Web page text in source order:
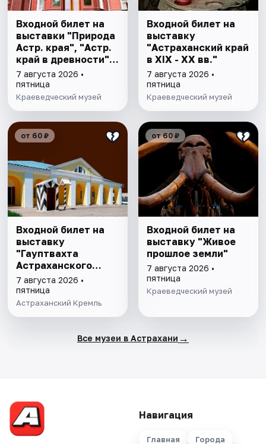
Входной билет на
выставки "Природа
Астр. края", "Астр.
край в древности",
"Заселение Астр.
края"
7 августа 2026 •
пятница
Краеведческий музей
Входной билет на
выставку
"Астраханский край
в XIX - XX вв."
7 августа 2026 •
пятница
Краеведческий музей
от 60 ₽
Входной билет на
выставку
"Гауптвахта
Астраханского
гарнизона. XIX в."
7 августа 2026 •
пятница
Астраханский Кремль
от 60 ₽
Входной билет на
выставку "Живое
прошлое земли"
7 августа 2026 •
пятница
Краеведческий музей
Все музеи в Астрахани →
Навигация
Главная Города